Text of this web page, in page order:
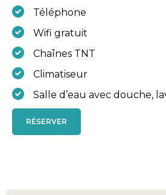
Téléphone
Wifi gratuit
Chaînes TNT
Climatiseur
Salle d’eau avec douche,
RÉSERVER